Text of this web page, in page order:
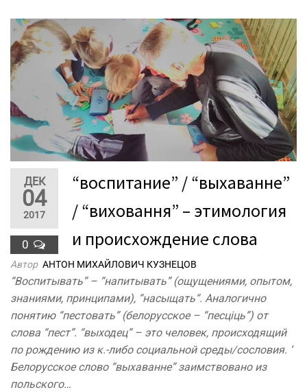
ДЕК
04
2017
0
“воспитание” / “выхаванне”
/ “виховання” – этимология
и происхождение слова
Автор АНТОН МИХАЙЛОВИЧ КУЗНЕЦОВ
“Воспитывать” – “напитывать” (ощущениями, опытом,
знаниями, принципами), “насыщать“. Аналогично
понятию “пестовать” (белорусское – “песціць”) от
слова “пест”. “выходец” – это человек, происходящий
по рождению из к.-либо социальной среды/сословия. ‘
Белорусское слово “выхаванне” заимствовано из
польского…